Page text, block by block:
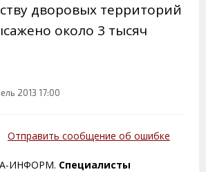
дворовых территорий
около 3 тысяч
2013 17:00
Отправить сообщение об ошибке
ИНФОРМ. Специалисты